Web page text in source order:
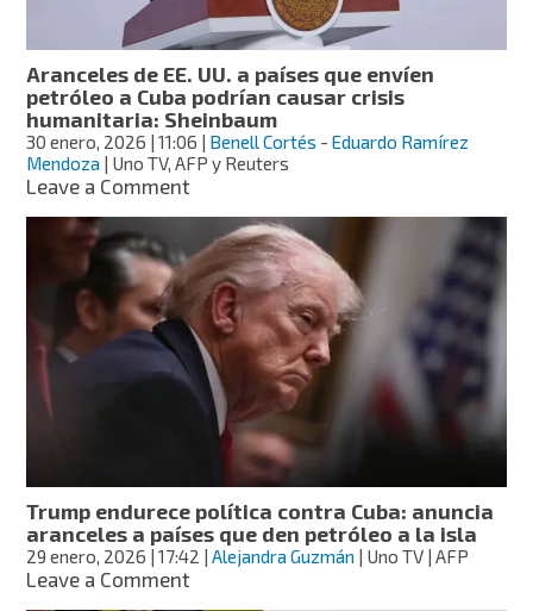
EE.UU.:
Reuters
Aranceles de EE. UU. a países que envíen
petróleo a Cuba podrían causar crisis
humanitaria: Sheinbaum
30 enero, 2026 | 11:06 | Benell Cortés -Eduardo Ramírez
Mendoza | Uno TV, AFP y Reuters
Leave a Commenton
EE.
UU.
a
países
que
envíen
petróleo
Cuba
podrían
causar
crisis
humanitaria:
Sheinbaum
Trump endurece política contra Cuba: anuncia
aranceles a países que den petróleo a la isla
29 enero, 2026 | 17:42 |Alejandra Guzmán | Uno TV | AFP
Leave a Commenton